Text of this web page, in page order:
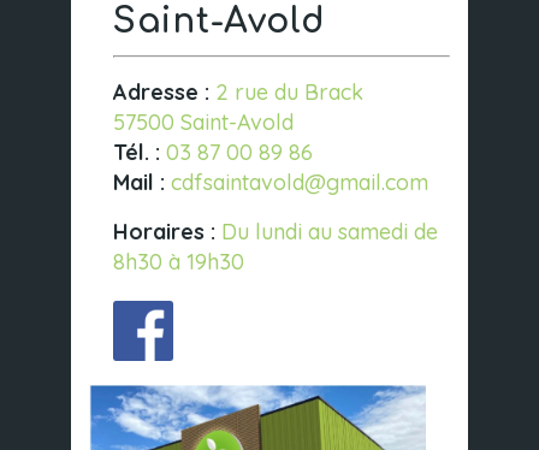
Saint-Avold
Adresse : 2 rue du Brack
57500 Saint-Avold
Tél. : 03 87 00 89 86
Mail : cdfsaintavold@gmail.com
Horaires : Du lundi au samedi de
8h30 à 19h30